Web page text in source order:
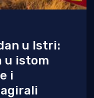
u Istri:
u istom
i